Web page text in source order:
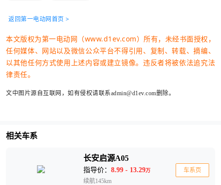
返回第一电动网首页 >
本文版权为第一电动网（www.d1ev.com）所有，未经书面授权，
任何媒体、网站以及微信公众平台不得引用、复制、转载、摘编、
以其他任何方式使用上述内容或建立镜像。违反者将被依法追究法
律责任。
文中图片源自互联网，如有侵权请联系admin@d1ev.com删除。
相关车系
长安启源A05
指导价： 8.99 - 13.29万
续航145km
车系页